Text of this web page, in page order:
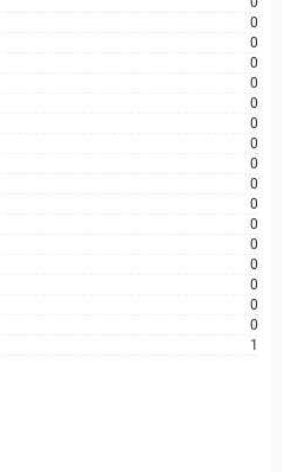
0
0
0
0
0
0
0
0
0
0
0
0
0
0
0
0
1